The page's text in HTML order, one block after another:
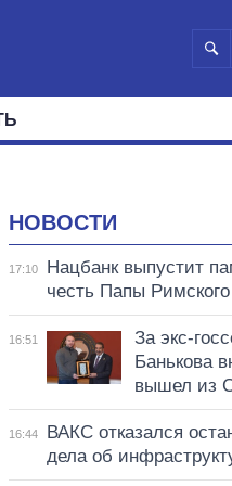
НОВОСТИ
17:10
Нацбанк выпустит
честь Папы
16:51
За экс-
Банькова
вышел из
16:44
ВАКС отказался
дела об